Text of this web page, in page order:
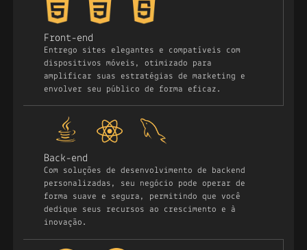
Front-end
Entrego sites elegantes e compatíveis com
dispositivos móveis, otimizado para
amplificar suas estratégias de marketing e
envolver seu público de forma eficaz.
Back-end
Com soluções de desenvolvimento de backend
personalizadas, seu negócio pode operar de
forma suave e segura, permitindo que você
dedique seus recursos ao crescimento e à
inovação.